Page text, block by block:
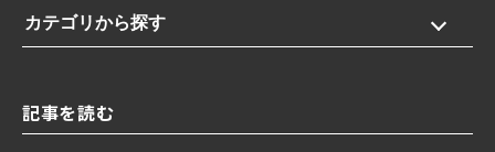
カテゴリから探す
記事を読む